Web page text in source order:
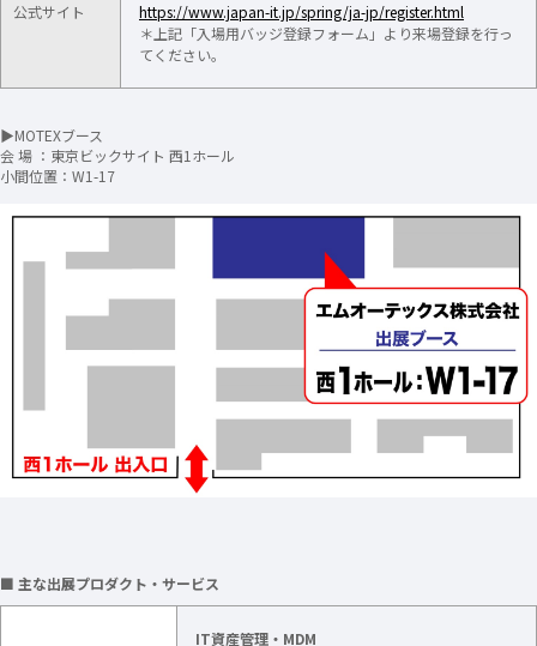
公式サイト
https://www.japan-it.jp/spring/ja-jp/register.html
＊上記「入場用バッジ登録フォーム」より来場登録を行っ
てください。
▶MOTEXブース
会 場 ：東京ビックサイト 西1ホール
小間位置：W1-17
■ 主な出展プロダクト・サービス
IT資産管理・MDM